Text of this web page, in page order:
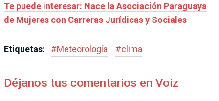
Te puede interesar: Nace la Asociación Paraguaya
de Mujeres con Carreras Jurídicas y Sociales
Etiquetas: #Meteorología #clima
Déjanos tus comentarios en Voiz